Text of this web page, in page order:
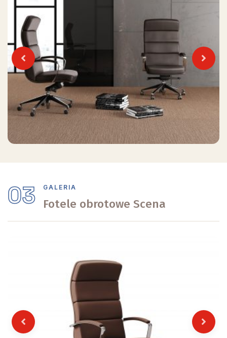
Previous Next
03 GALERIA
Fotele obrotowe Scena
Previous Next